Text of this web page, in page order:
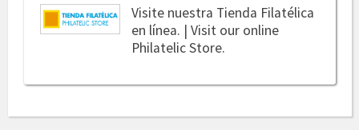
Visite nuestra Tienda Filatélica
en línea. | Visit our online
Philatelic Store.